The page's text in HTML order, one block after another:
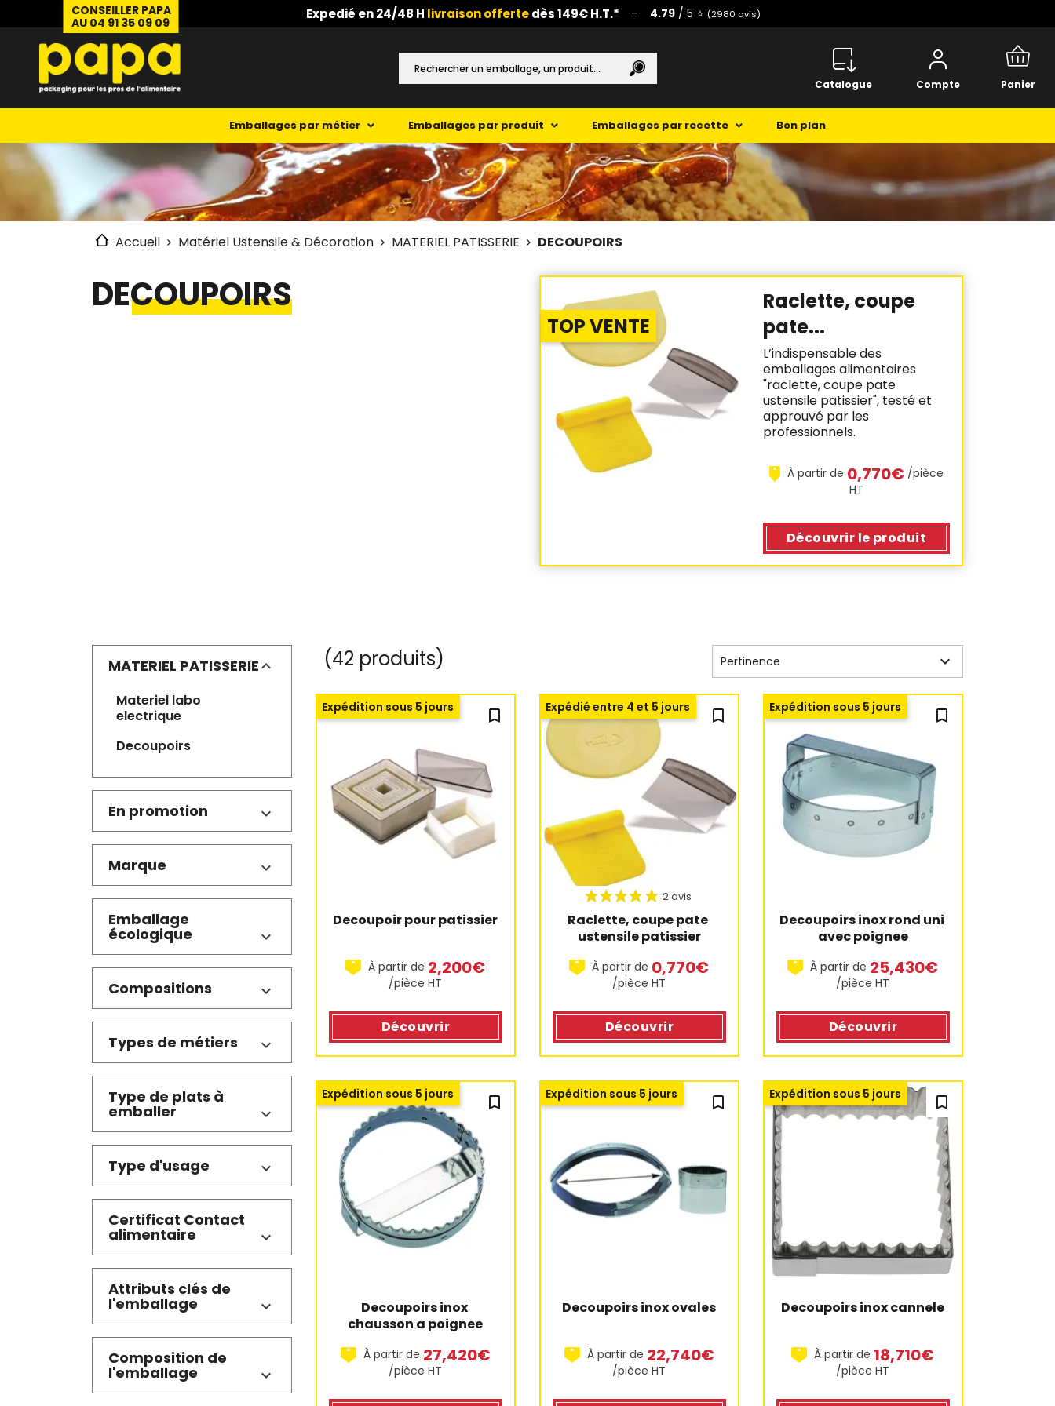
Expedié en 24/48 H livraison offertedès 149€ H.T.* - 4.79 / 5 ⭐️ (2980 avis)
CONSEILLER PAPA
AU 04 91 35 09 09
Catalogue Compte Panier
Emballages par métier Emballages par produit Emballages par recette Bon plan
Accueil Matériel Ustensile & Décoration MATERIEL PATISSERIE DECOUPOIRS
DECOUPOIRS
TOP VENTE
Raclette, coupe
pate...
L’indispensable des
emballages alimentaires
"raclette, coupe pate
ustensile patissier", testé et
approuvé par les
professionnels.
À partir de 0,770€/pièce
HT
Découvrir le produit
MATERIEL PATISSERIE
materiel labo
electrique
decoupoirs
En promotion
Marque
Emballage
écologique
Compositions
Types de métiers
Type de plats à
emballer
Type d'usage
Certificat Contact
alimentaire
Attributs clés de
l'emballage
Composition de
l'emballage
(42 produits) Pertinence 
bookmark_outline
Decoupoir pour patissier
À partir de 2,200€
/pièce HT
Expédition sous 5 jours
Découvrir
bookmark_outline
2 avis
Raclette, coupe pate
ustensile patissier
À partir de 0,770€
/pièce HT
Expédié entre 4 et 5 jours
Découvrir
bookmark_outline
Decoupoirs inox rond uni
avec poignee
À partir de 25,430€
/pièce HT
Expédition sous 5 jours
Découvrir
bookmark_outline
Decoupoirs inox
chausson a poignee
À partir de 27,420€
/pièce HT
Expédition sous 5 jours bookmark_outline
Decoupoirs inox ovales
À partir de 22,740€
/pièce HT
Expédition sous 5 jours bookmark_outline
Decoupoirs inox cannele
À partir de 18,710€
/pièce HT
Expédition sous 5 jours